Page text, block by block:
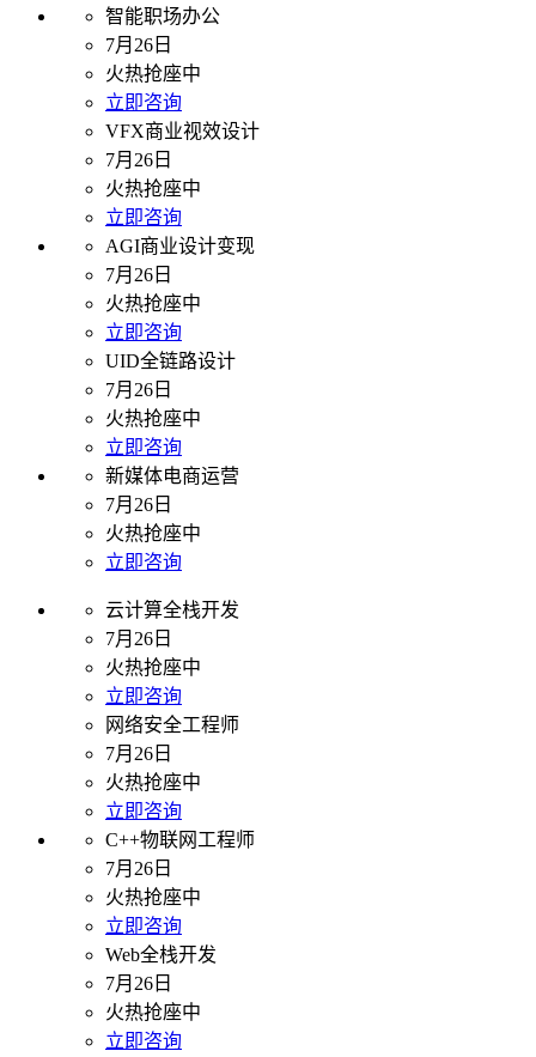
智能职场办公
7月26日
火热抢座中
立即咨询
VFX商业视效设计
7月26日
火热抢座中
立即咨询
AGI商业设计变现
7月26日
火热抢座中
立即咨询
UID全链路设计
7月26日
火热抢座中
立即咨询
新媒体电商运营
7月26日
火热抢座中
立即咨询
云计算全栈开发
7月26日
火热抢座中
立即咨询
网络安全工程师
7月26日
火热抢座中
立即咨询
C++物联网工程师
7月26日
火热抢座中
立即咨询
Web全栈开发
7月26日
火热抢座中
立即咨询